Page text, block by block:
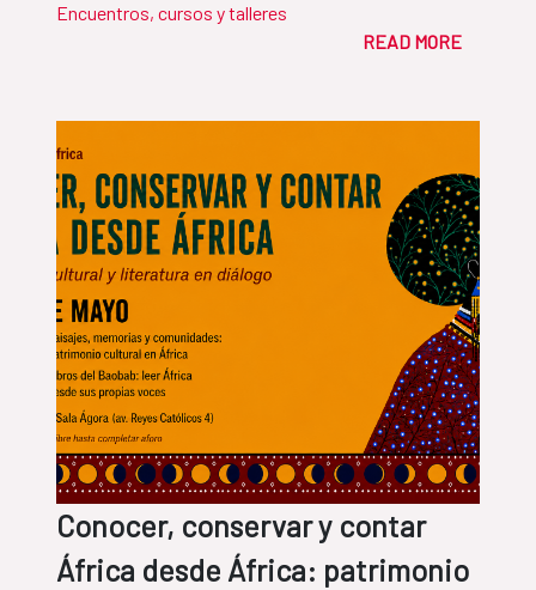
Encuentros, cursos y talleres
READ MORE
Conocer, conservar y contar
África desde África: patrimonio